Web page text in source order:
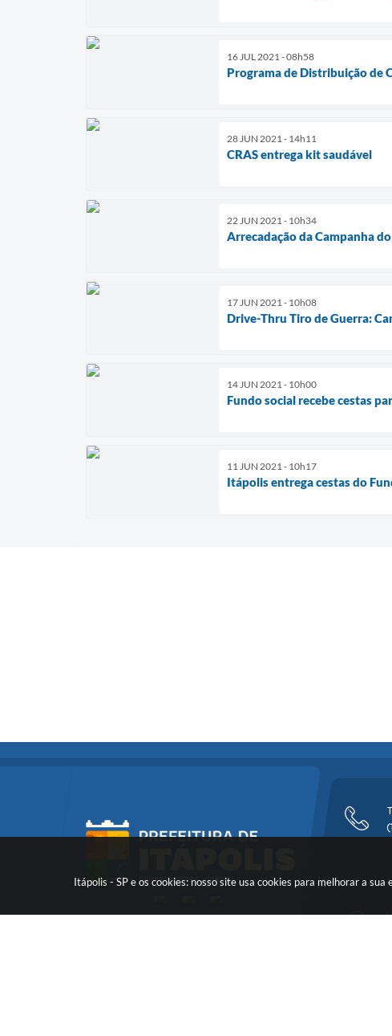
Itápolis - SP e os cookies: nosso site usa cookies para melhorar a
16 JUL 2021 - 08h58
Programa de Distribuição de
28 JUN 2021 - 14h11
CRAS entrega kit saudável
22 JUN 2021 - 10h34
Arrecadação da Campanha
17 JUN 2021 - 10h08
Drive-Thru Tiro de Guerra:
14 JUN 2021 - 10h00
Fundo social recebe cestas
11 JUN 2021 - 10h17
Itápolis entrega cestas do